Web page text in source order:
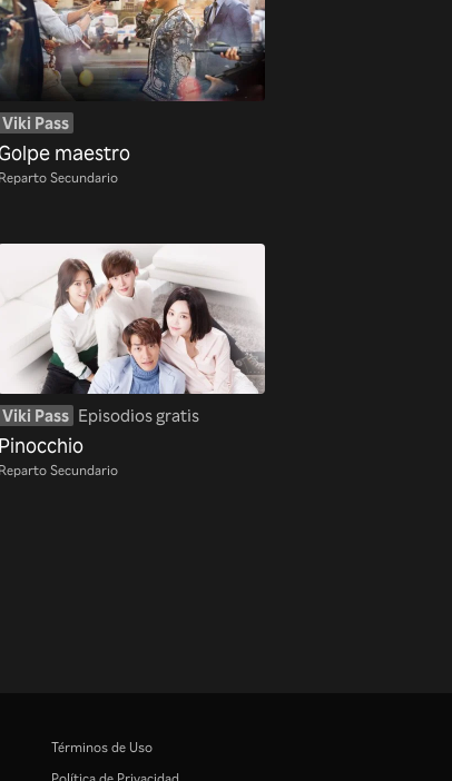
Viki Pass
maestro
Reparto Secundario
Viki Pass Episodios gratis
Pinocchio
Reparto Secundario
Términos de Uso
Política de Privacidad